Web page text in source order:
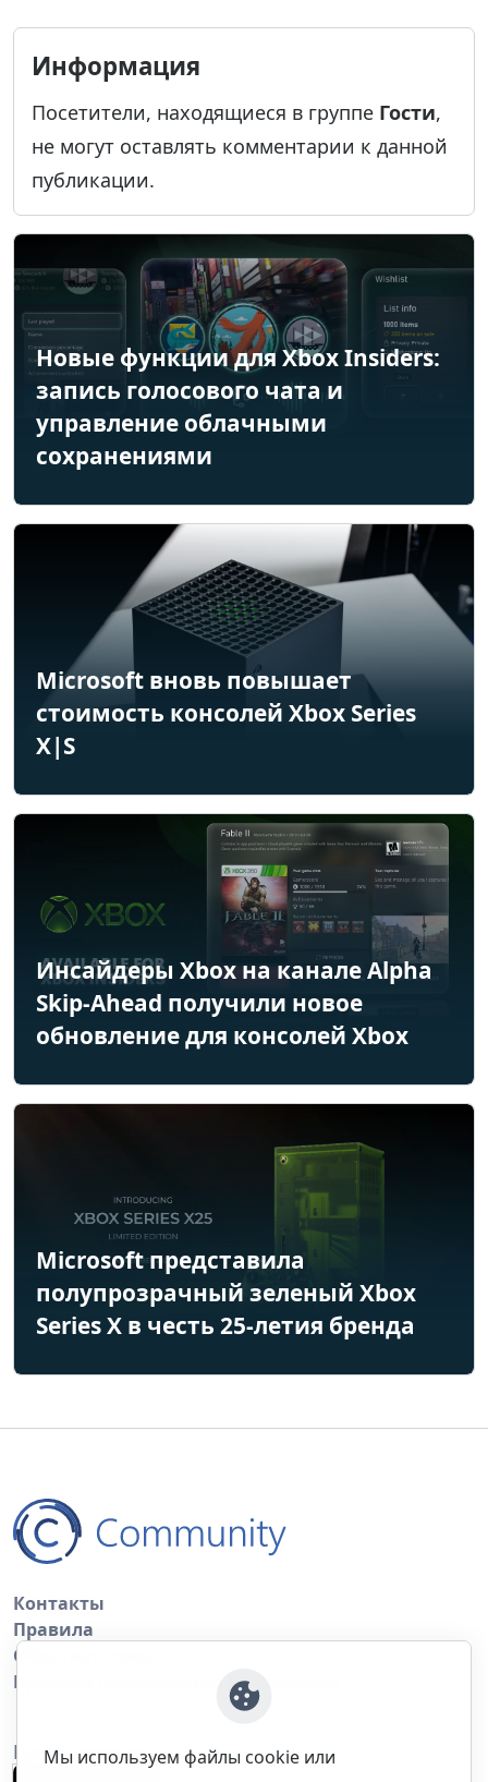
Информация
Посетители, находящиеся в группе Гости,
не могут оставлять комментарии к данной
публикации.
Новые функции для Xbox Insiders:
запись голосового чата и
управление облачными
сохранениями
Microsoft вновь повышает
стоимость консолей Xbox Series
X|S
Инсайдеры Xbox на канале Alpha
Skip-Ahead получили новое
обновление для консолей Xbox
Microsoft представила
полупрозрачный зеленый Xbox
Series X в честь 25-летия бренда
Контакты
Правила
Обратная связь
Правила копирования материалов
Приложение
Мы используем файлы cookie или